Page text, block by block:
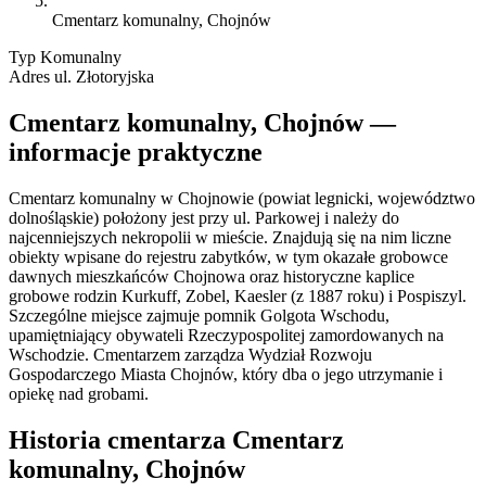
Cmentarz komunalny, Chojnów
Typ Komunalny
Adres ul. Złotoryjska
Cmentarz komunalny, Chojnów —
informacje praktyczne
Cmentarz komunalny w Chojnowie (powiat legnicki, województwo
dolnośląskie) położony jest przy ul. Parkowej i należy do
najcenniejszych nekropolii w mieście. Znajdują się na nim liczne
obiekty wpisane do rejestru zabytków, w tym okazałe grobowce
dawnych mieszkańców Chojnowa oraz historyczne kaplice
grobowe rodzin Kurkuff, Zobel, Kaesler (z 1887 roku) i Pospiszyl.
Szczególne miejsce zajmuje pomnik Golgota Wschodu,
upamiętniający obywateli Rzeczypospolitej zamordowanych na
Wschodzie. Cmentarzem zarządza Wydział Rozwoju
Gospodarczego Miasta Chojnów, który dba o jego utrzymanie i
opiekę nad grobami.
Historia cmentarza Cmentarz
komunalny, Chojnów